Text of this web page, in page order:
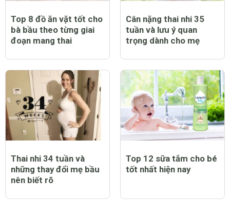
Top 8 đồ ăn vặt tốt cho
bà bầu theo từng giai
đoạn mang thai
Cân nặng thai nhi 35
tuần và lưu ý quan
trọng dành cho mẹ
Thai nhi 34 tuần và
những thay đổi mẹ bầu
nên biết rõ
Top 12 sữa tắm cho bé
tốt nhất hiện nay